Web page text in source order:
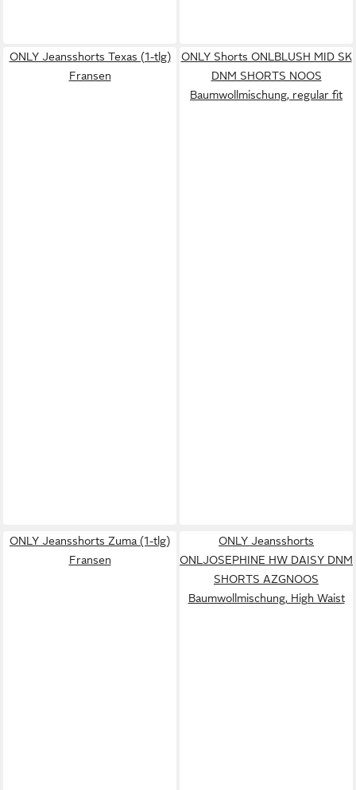
ONLY Jeansshorts Texas (1-tlg)
Fransen
ONLY Shorts ONLBLUSH MID SK
DNM SHORTS NOOS
Baumwollmischung, regular fit
ONLY Jeansshorts Zuma (1-tlg)
Fransen
ONLY Jeansshorts
ONLJOSEPHINE HW DAISY DNM
SHORTS AZGNOOS
Baumwollmischung, High Waist